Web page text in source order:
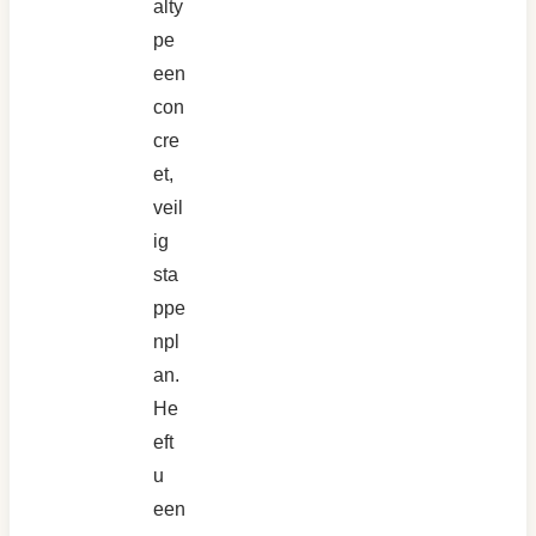
alty
pe
een
con
cre
et,
veil
ig
sta
ppe
npl
an.
He
eft
u
een